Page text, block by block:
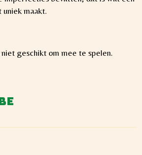
uniek maakt.
geschikt om mee te spelen.